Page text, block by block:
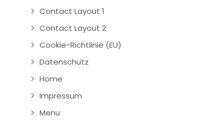
Contact Layout 1
Contact Layout 2
Cookie-Richtlinie (EU)
Datenschutz
Home
Impressum
Menu